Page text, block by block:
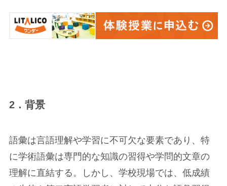
2．背景
語彙は言語理解や学習に不可欠な要素であり、特
に学術語彙は専門的な知識の習得や学問的文章の
理解に直結する。しかし、学校現場では、低成績